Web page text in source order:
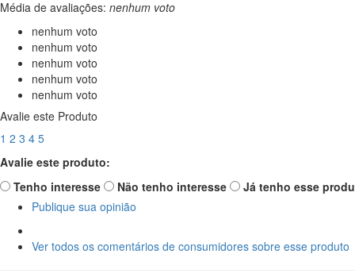
Média de avaliações: nenhum voto
nenhum voto
nenhum voto
nenhum voto
nenhum voto
nenhum voto
Avalie este Produto
1 2 3 4 5
Avalie este produto:
Tenho interesse
Não tenho interesse
Já tenho esse
Publique sua opinião
Ver todos os comentários de consumidores sobre esse produto